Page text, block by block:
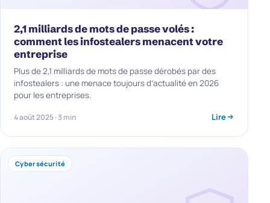
2,1 milliards de mots de passe volés :
comment les infostealers menacent votre
entreprise
Plus de 2,1 milliards de mots de passe dérobés par des
infostealers : une menace toujours d’actualité en 2026
pour les entreprises.
4 août 2025 · 3 min Lire
Cybersécurité